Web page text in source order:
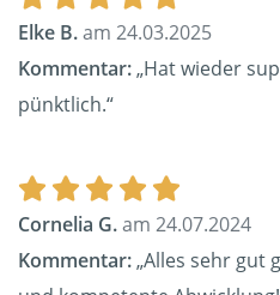
Elke B.am 24.03.2025
Kommentar:„Hat wieder
pünktlich.“
Cornelia G.am 24.07.2024
Kommentar:„Alles sehr gut